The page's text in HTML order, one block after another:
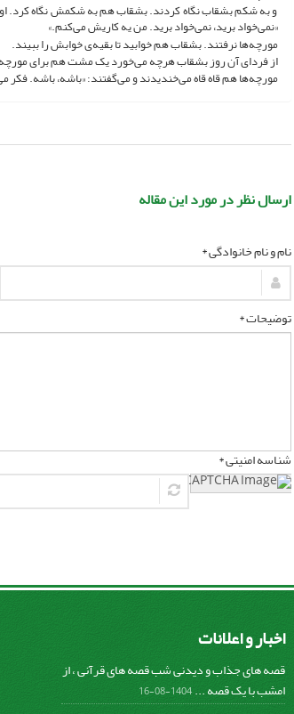
و به شکم بشقاب نگاه کردند. بشقاب هم به شکمش نگاه کرد.
«نمی‌خواد برید، نمی‌خواد برید. من یه کاریش می‌کنم.»
مورچه‌ها نرفتند. بشقاب هم خوابید تا بقیه‌ی خوابش را ببیند.
از فردای آن روز بشقاب هرچه می‌خورد یک مشت هم برای
مورچه‌ها هم قاه قاه می‌خندیدند و می‌گفتند: «باشه، باشه. فکر
ارسال نظر در مورد این مقاله
نام و نام خانوادگی *
توضیحات *
شناسه امنیتی *
اخبار و اعلانات
قصه های جذاب و دیدنی شب قصه های قرآنی ، از
امشب با یک قصه ... 1404-08-16